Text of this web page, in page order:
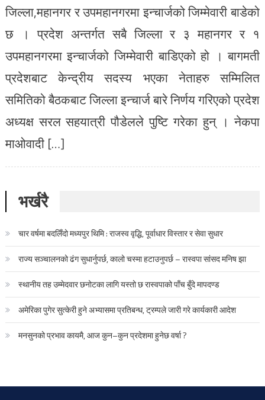
जिल्ला,महानगर र उपमहानगरमा इन्चार्जको जिम्मेवारी बाडेको
छ । प्रदेश अन्तर्गत सबै जिल्ला र ३ महानगर र १
उपमहानगरमा इन्चार्जको जिम्मेवारी बाडिएको हो । बागमती
प्रदेशबाट केन्द्रीय सदस्य भएका नेताहरु सम्मिलित
समितिको बैठकबाट जिल्ला इन्चार्ज बारे निर्णय गरिएको प्रदेश
अध्यक्ष सरल सहयात्री पौडेलले पुष्टि गरेका हुन् । नेकपा
माओवादी […]
भर्खरै
चार वर्षमा बदलिँदो मध्यपुर थिमि : राजस्व वृद्धि, पूर्वाधार विस्तार र सेवा सुधार
राज्य सञ्चालनको ढंग सुधार्नुपर्छ, कालो चस्मा हटाउनुपर्छ – रास्वपा सांसद मनिष झा
स्थानीय तह उम्मेदवार छनोटका लागि यस्तो छ रास्वपाको पाँच बुँदे मापदण्ड
अमेरिका पुगेर सुत्केरी हुने अभ्यासमा प्रतिबन्ध, ट्रम्पले जारी गरे कार्यकारी आदेश
मनसुनको प्रभाव कायमै, आज कुन–कुन प्रदेशमा हुनेछ वर्षा ?